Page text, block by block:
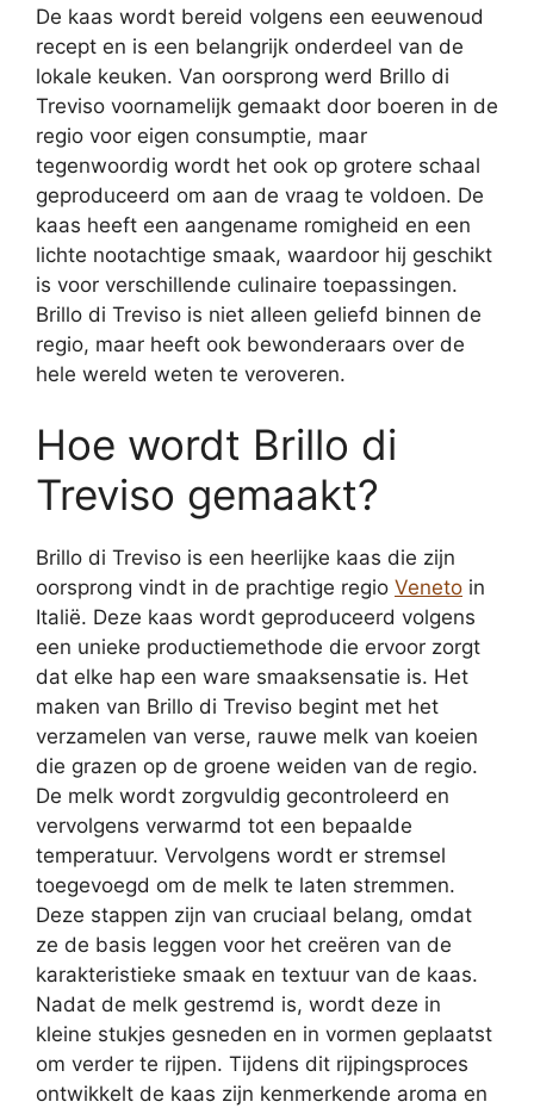
De kaas wordt bereid volgens een eeuwenoud
recept en is een belangrijk onderdeel van de
lokale keuken. Van oorsprong werd Brillo di
Treviso voornamelijk gemaakt door boeren in de
regio voor eigen consumptie, maar
tegenwoordig wordt het ook op grotere schaal
geproduceerd om aan de vraag te voldoen. De
kaas heeft een aangename romigheid en een
lichte nootachtige smaak, waardoor hij geschikt
is voor verschillende culinaire toepassingen.
Brillo di Treviso is niet alleen geliefd binnen de
regio, maar heeft ook bewonderaars over de
hele wereld weten te veroveren.
Hoe wordt Brillo di
Treviso gemaakt?
Brillo di Treviso is een heerlijke kaas die zijn
oorsprong vindt in de prachtige regio Veneto in
Italië. Deze kaas wordt geproduceerd volgens
een unieke productiemethode die ervoor zorgt
dat elke hap een ware smaaksensatie is. Het
maken van Brillo di Treviso begint met het
verzamelen van verse, rauwe melk van koeien
die grazen op de groene weiden van de regio.
De melk wordt zorgvuldig gecontroleerd en
vervolgens verwarmd tot een bepaalde
temperatuur. Vervolgens wordt er stremsel
toegevoegd om de melk te laten stremmen.
Deze stappen zijn van cruciaal belang, omdat
ze de basis leggen voor het creëren van de
karakteristieke smaak en textuur van de kaas.
Nadat de melk gestremd is, wordt deze in
kleine stukjes gesneden en in vormen geplaatst
om verder te rijpen. Tijdens dit rijpingsproces
ontwikkelt de kaas zijn kenmerkende aroma en